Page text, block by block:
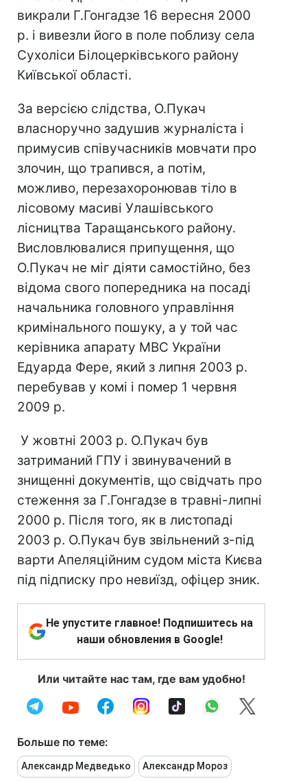
викрали Г.Гонгадзе 16 вересня 2000
р. і вивезли його в поле поблизу села
Сухоліси Білоцерківського району
Київської області.
За версією слідства, О.Пукач
власноручно задушив журналіста і
примусив співучасників мовчати про
злочин, що трапився, а потім,
можливо, перезахоронював тіло в
лісовому масиві Улашівського
лісництва Таращанського району.
Висловлювалися припущення, що
О.Пукач не міг діяти самостійно, без
відома свого попередника на посаді
начальника головного управління
кримінального пошуку, а у той час
керівника апарату МВС України
Едуарда Фере, який з липня 2003 р.
перебував у комі і помер 1 червня
2009 р.
У жовтні 2003 р. О.Пукач був
затриманий ГПУ і звинувачений в
знищенні документів, що свідчать про
стеження за Г.Гонгадзе в травні-липні
2000 р. Після того, як в листопаді
2003 р. О.Пукач був звільнений з-під
варти Апеляційним судом міста Києва
під підписку про невиїзд, офіцер зник.
Не упустите главное! Подпишитесь на
наши обновления в Google!
Или читайте нас там, где вам удобно!
Больше по теме:
Александр Медведько Александр Мороз